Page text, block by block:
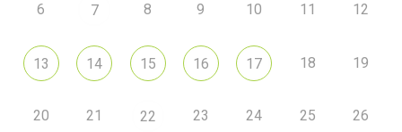
6 7 8 9 10 11 12
13 14 15 16 17 18 19
20 21 22 23 24 25 26